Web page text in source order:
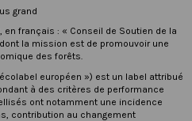
grand
en français : « Conseil de Soutien de la
la mission est de promouvoir une
des forêts.
européen ») est un label attribué
à des critères de performance
ont notamment une incidence
contribution au changement